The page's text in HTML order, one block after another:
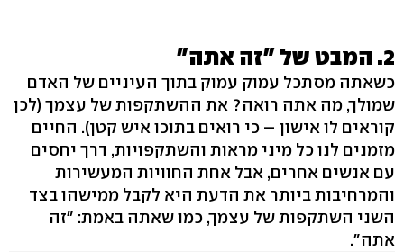
2. המבט של "זה אתה"
כשאתה מסתכל עמוק עמוק בתוך העיניים של האדם
שמולך, מה אתה רואה? את ההשתקפות של עצמך (לכן
קוראים לו אישון – כי רואים בתוכו איש קטן). החיים
מזמנים לנו כל מיני מראות והשתקפויות, דרך יחסים
עם אנשים אחרים, אבל אחת החוויות המעשירות
והמרחיבות ביותר את הדעת היא לקבל ממישהו בצד
השני השתקפות של עצמך, כמו שאתה באמת: "זה
אתה".